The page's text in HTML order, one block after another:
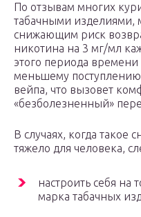
По отзывам многих
табачными
снижающим риск
никотина на 3 мг/мл
этого периода
меньшему
вейпа, что вызовет
«безболезненный»
В случаях, когда такое
тяжело для человека,
настроить себя на
марка табачных